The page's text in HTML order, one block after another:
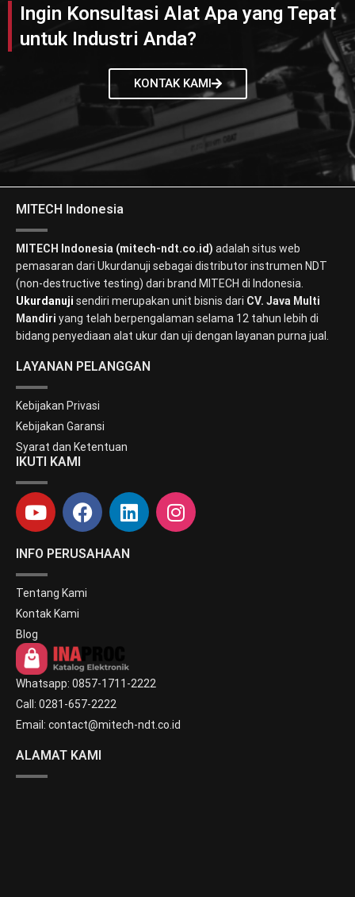
Ingin Konsultasi Alat Apa yang Tepat
untuk Industri Anda?
KONTAK KAMI
MITECH Indonesia
MITECH Indonesia (mitech-ndt.co.id) adalah situs web
pemasaran dari Ukurdanuji sebagai distributor instrumen NDT
(non-destructive testing) dari brand MITECH di Indonesia.
Ukurdanuji sendiri merupakan unit bisnis dari CV. Java Multi
Mandiri yang telah berpengalaman selama 12 tahun lebih di
bidang penyediaan alat ukur dan uji dengan layanan purna jual.
LAYANAN PELANGGAN
Kebijakan Privasi
Kebijakan Garansi
Syarat dan Ketentuan
IKUTI KAMI
INFO PERUSAHAAN
Tentang Kami
Kontak Kami
Blog
Whatsapp: 0857-1711-2222
Call: 0281-657-2222
Email: contact@mitech-ndt.co.id
ALAMAT KAMI